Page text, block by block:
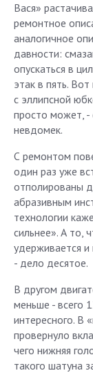
Вася»
ремонтное
аналогичное
давности:
опускаться в
этак в пять.
с эллипсной
просто может, -
невдомек.
С ремонтом
один раз уже
отполированы
абразивным
технологии
сильнее». А то,
удерживается и
- дело десятое.
В другом
меньше - всего
интересного. В
провернуло
чего нижняя
такого шатуна